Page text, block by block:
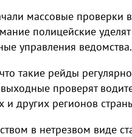
массовые проверки
полицейские
управления ведомства.
такие рейды
проверят
и других регионов
в нетрезвом виде